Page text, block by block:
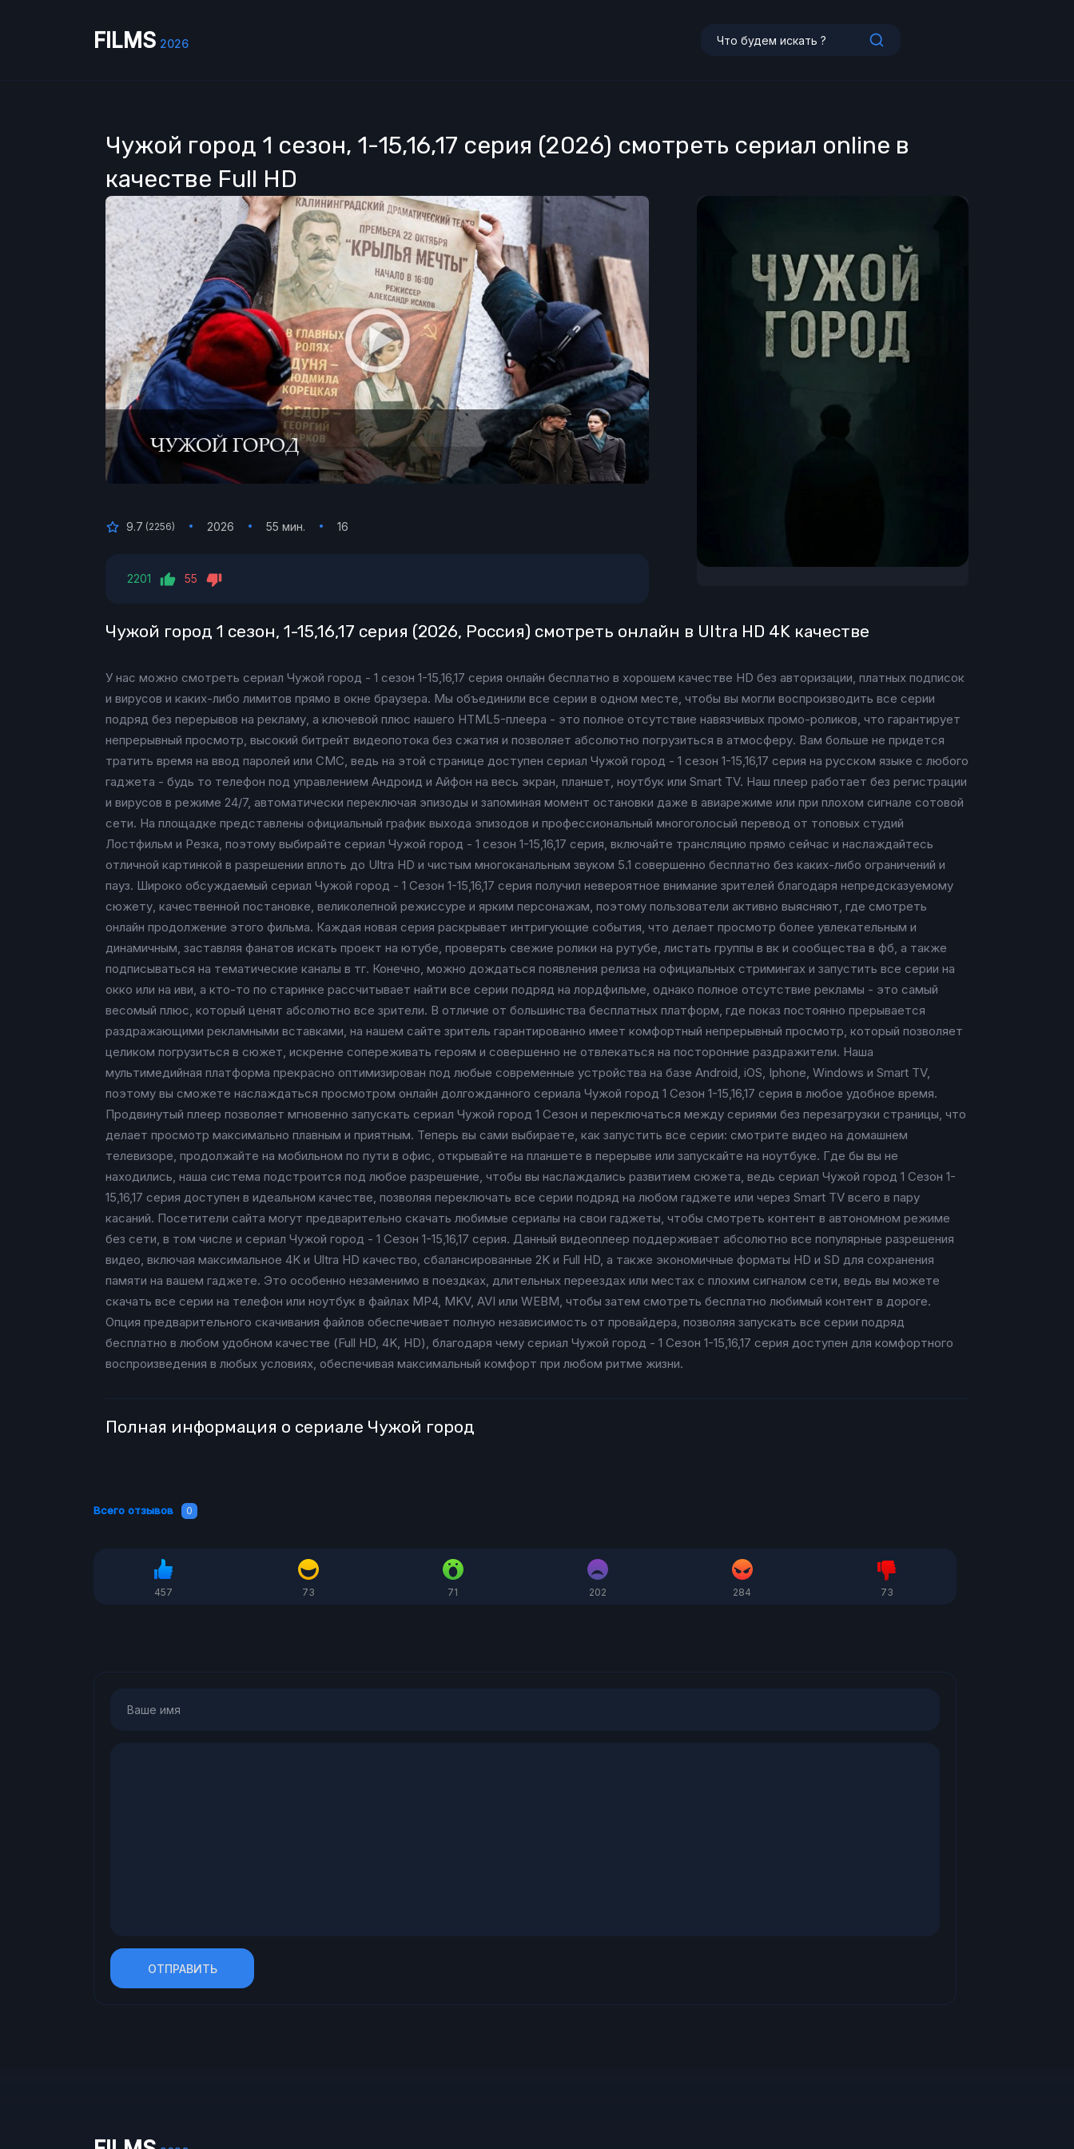
FILMS 2026
Чужой город 1 сезон, 1-15,16,17 серия (2026) смотреть сериал online в
качестве Full HD
9.7 (2256) 2026 55 мин. 16
2201 55
Чужой город 1 сезон, 1-15,16,17 серия (2026, Россия) смотреть онлайн в Ultra HD 4K качестве
У нас можно смотреть сериал Чужой город - 1 сезон 1-15,16,17 серия онлайн бесплатно в хорошем качестве HD без авторизации, платных подписок
и вирусов и каких-либо лимитов прямо в окне браузера. Мы объединили все серии в одном месте, чтобы вы могли воспроизводить все серии
подряд без перерывов на рекламу, а ключевой плюс нашего HTML5-плеера - это полное отсутствие навязчивых промо-роликов, что гарантирует
непрерывный просмотр, высокий битрейт видеопотока без сжатия и позволяет абсолютно погрузиться в атмосферу. Вам больше не придется
тратить время на ввод паролей или СМС, ведь на этой странице доступен сериал Чужой город - 1 сезон 1-15,16,17 серия на русском языке с любого
гаджета - будь то телефон под управлением Андроид и Айфон на весь экран, планшет, ноутбук или Smart TV. Наш плеер работает без регистрации
и вирусов в режиме 24/7, автоматически переключая эпизоды и запоминая момент остановки даже в авиарежиме или при плохом сигнале сотовой
сети. На площадке представлены официальный график выхода эпизодов и профессиональный многоголосый перевод от топовых студий
Лостфильм и Резка, поэтому выбирайте сериал Чужой город - 1 сезон 1-15,16,17 серия, включайте трансляцию прямо сейчас и наслаждайтесь
отличной картинкой в разрешении вплоть до Ultra HD и чистым многоканальным звуком 5.1 совершенно бесплатно без каких-либо ограничений и
пауз. Широко обсуждаемый сериал Чужой город - 1 Сезон 1-15,16,17 серия получил невероятное внимание зрителей благодаря непредсказуемому
сюжету, качественной постановке, великолепной режиссуре и ярким персонажам, поэтому пользователи активно выясняют, где смотреть
онлайн продолжение этого фильма. Каждая новая серия раскрывает интригующие события, что делает просмотр более увлекательным и
динамичным, заставляя фанатов искать проект на ютубе, проверять свежие ролики на рутубе, листать группы в вк и сообщества в фб, а также
подписываться на тематические каналы в тг. Конечно, можно дождаться появления релиза на официальных стримингах и запустить все серии на
окко или на иви, а кто-то по старинке рассчитывает найти все серии подряд на лордфильме, однако полное отсутствие рекламы - это самый
весомый плюс, который ценят абсолютно все зрители. В отличие от большинства бесплатных платформ, где показ постоянно прерывается
раздражающими рекламными вставками, на нашем сайте зритель гарантированно имеет комфортный непрерывный просмотр, который позволяет
целиком погрузиться в сюжет, искренне сопереживать героям и совершенно не отвлекаться на посторонние раздражители. Наша
мультимедийная платформа прекрасно оптимизирован под любые современные устройства на базе Android, iOS, Iphone, Windows и Smart TV,
поэтому вы сможете наслаждаться просмотром онлайн долгожданного сериала Чужой город 1 Сезон 1-15,16,17 серия в любое удобное время.
Продвинутый плеер позволяет мгновенно запускать сериал Чужой город 1 Сезон и переключаться между сериями без перезагрузки страницы, что
делает просмотр максимально плавным и приятным. Теперь вы сами выбираете, как запустить все серии: смотрите видео на домашнем
телевизоре, продолжайте на мобильном по пути в офис, открывайте на планшете в перерыве или запускайте на ноутбуке. Где бы вы не
находились, наша система подстроится под любое разрешение, чтобы вы наслаждались развитием сюжета, ведь сериал Чужой город 1 Сезон 1-
15,16,17 серия доступен в идеальном качестве, позволяя переключать все серии подряд на любом гаджете или через Smart TV всего в пару
касаний. Посетители сайта могут предварительно скачать любимые сериалы на свои гаджеты, чтобы смотреть контент в автономном режиме
без сети, в том числе и сериал Чужой город - 1 Сезон 1-15,16,17 серия. Данный видеоплеер поддерживает абсолютно все популярные разрешения
видео, включая максимальное 4K и Ultra HD качество, сбалансированные 2K и Full HD, а также экономичные форматы HD и SD для сохранения
памяти на вашем гаджете. Это особенно незаменимо в поездках, длительных переездах или местах с плохим сигналом сети, ведь вы можете
скачать все серии на телефон или ноутбук в файлах MP4, MKV, AVI или WEBM, чтобы затем смотреть бесплатно любимый контент в дороге.
Опция предварительного скачивания файлов обеспечивает полную независимость от провайдера, позволяя запускать все серии подряд
бесплатно в любом удобном качестве (Full HD, 4K, HD), благодаря чему сериал Чужой город - 1 Сезон 1-15,16,17 серия доступен для комфортного
воспроизведения в любых условиях, обеспечивая максимальный комфорт при любом ритме жизни.
Полная информация о сериале Чужой город
Всего отзывов 0
457 73 71 202 284 73
ОТПРАВИТЬ